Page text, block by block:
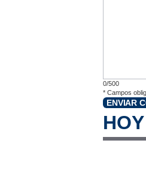
0/500
* Campos
ENVIAR